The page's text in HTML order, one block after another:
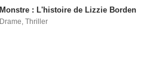
Monstre : L'histoire de Lizzie Borden
Drame,Thriller